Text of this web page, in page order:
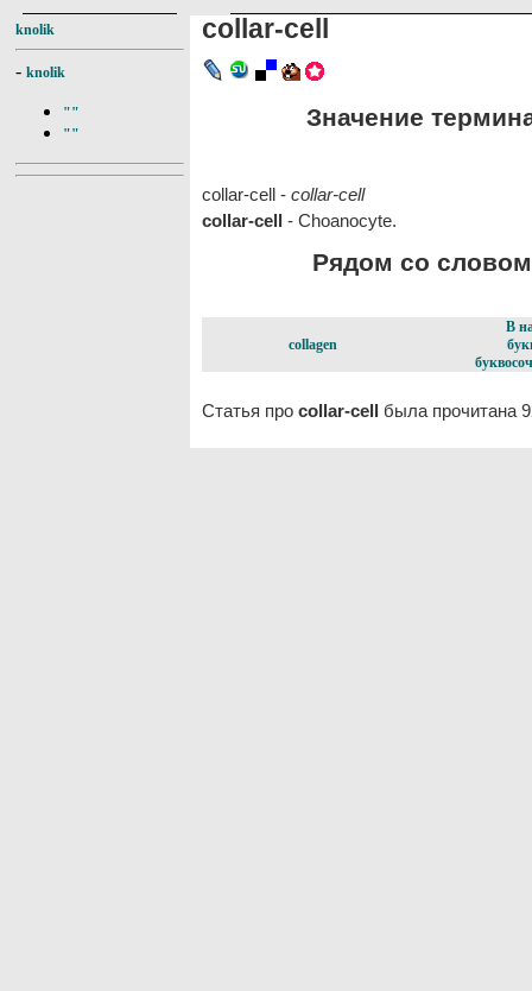
knolik
- knolik
""
""
collar-cell
Значение
collar-cell - collar-cell
collar-cell - Choanocyte.
Рядом со
collagen
В
Статья про collar-cell была прочитана